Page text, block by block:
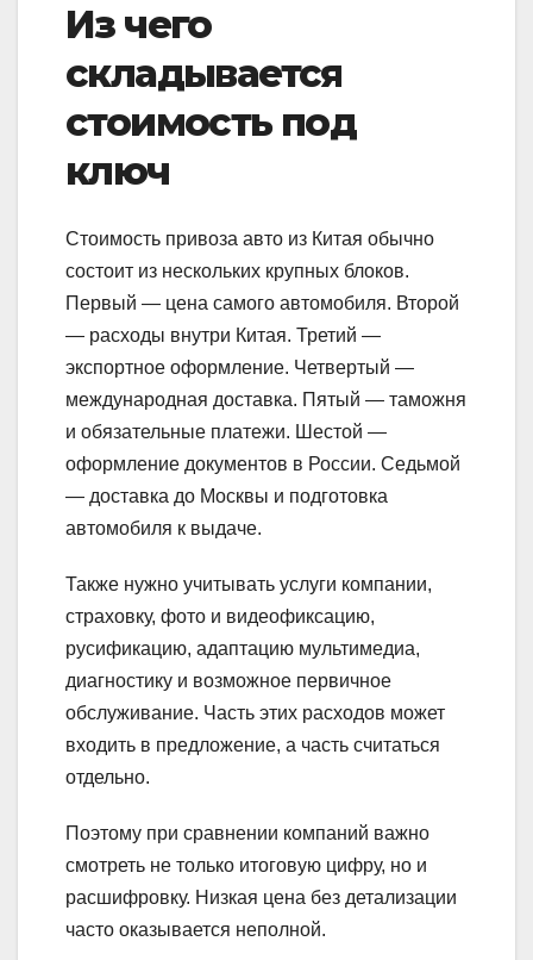
Из чего
складывается
стоимость под
ключ
Стоимость привоза авто из Китая обычно
состоит из нескольких крупных блоков.
Первый — цена самого автомобиля. Второй
— расходы внутри Китая. Третий —
экспортное оформление. Четвертый —
международная доставка. Пятый — таможня
и обязательные платежи. Шестой —
оформление документов в России. Седьмой
— доставка до Москвы и подготовка
автомобиля к выдаче.
Также нужно учитывать услуги компании,
страховку, фото и видеофиксацию,
русификацию, адаптацию мультимедиа,
диагностику и возможное первичное
обслуживание. Часть этих расходов может
входить в предложение, а часть считаться
отдельно.
Поэтому при сравнении компаний важно
смотреть не только итоговую цифру, но и
расшифровку. Низкая цена без детализации
часто оказывается неполной.